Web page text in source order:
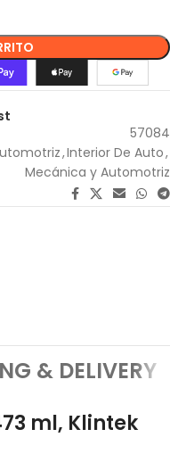
57084
,Interior De Auto,
Mecánica y Automotriz
& DELIVERY
ml, Klintek